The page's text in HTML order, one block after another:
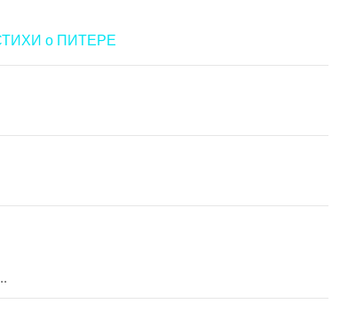
о ПИТЕРЕ